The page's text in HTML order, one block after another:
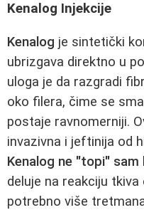
Kenalog Injekcije
Kenalog je sintetički
ubrizgava direktno u
uloga je da razgradi
oko filera, čime se
postaje ravnomerniji.
invazivna i jeftinija od
Kenalog ne "topi"
deluje na reakciju
potrebno više